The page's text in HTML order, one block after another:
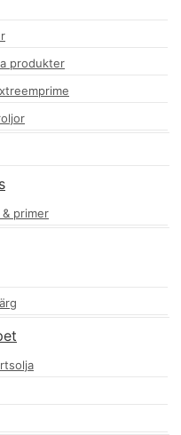
produkter
primer